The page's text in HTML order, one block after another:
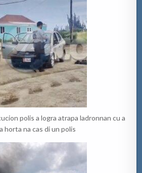
polis a logra atrapa ladronnan cu a
horta na cas di un polis